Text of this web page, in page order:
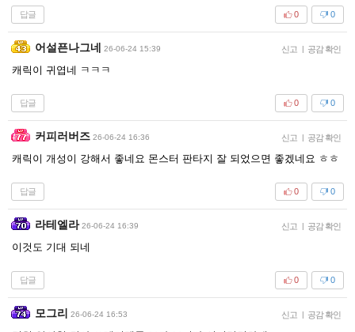
답글 0
0
어설픈나그네 26-06-24 15:39 신고 | 공감 확인
캐릭이 귀엽네 ㅋㅋㅋ
답글 0
0
커피러버즈 26-06-24 16:36 신고 | 공감 확인
캐릭이 개성이 강해서 좋네요 몬스터 판타지 잘 되었으면 좋겠네요 ㅎㅎ
답글 0
0
라테엘라 26-06-24 16:39 신고 | 공감 확인
이것도 기대 되네
답글 0
0
모그리 26-06-24 16:53 신고 | 공감 확인